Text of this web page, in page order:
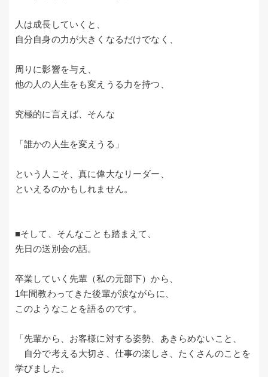
人は成長していくと、
自分自身の力が大きくなるだけでなく、
周りに影響を与え、
他の人の人生をも変えうる力を持つ、
究極的に言えば、そんな
「誰かの人生を変えうる」
という人こそ、真に偉大なリーダー、
といえるのかもしれません。
■そして、そんなことも踏まえて、
先日の送別会の話。
卒業していく先輩（私の元部下）から、
1年間教わってきた後輩が涙ながらに、
このようなことを語るのです。
「先輩から、お客様に対する姿勢、あきらめないこと、
自分で考える大切さ、仕事の楽しさ、たくさんのことを
学びました。